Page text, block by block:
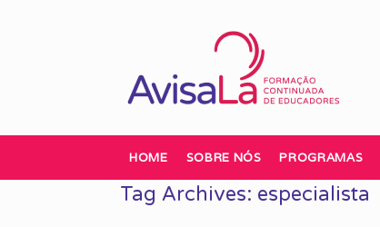
HOME SOBRE NÓS PROGRAMAS
Tag Archives: especialista